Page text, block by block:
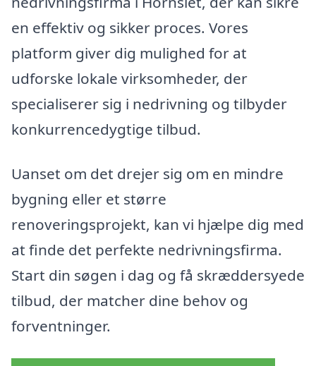
en effektiv og sikker proces. Vores
platform giver dig mulighed for at
udforske lokale virksomheder, der
specialiserer sig i nedrivning og tilbyder
konkurrencedygtige tilbud.
Uanset om det drejer sig om en mindre
bygning eller et større
renoveringsprojekt, kan vi hjælpe dig med
at finde det perfekte nedrivningsfirma.
Start din søgen i dag og få skræddersyede
tilbud, der matcher dine behov og
forventninger.